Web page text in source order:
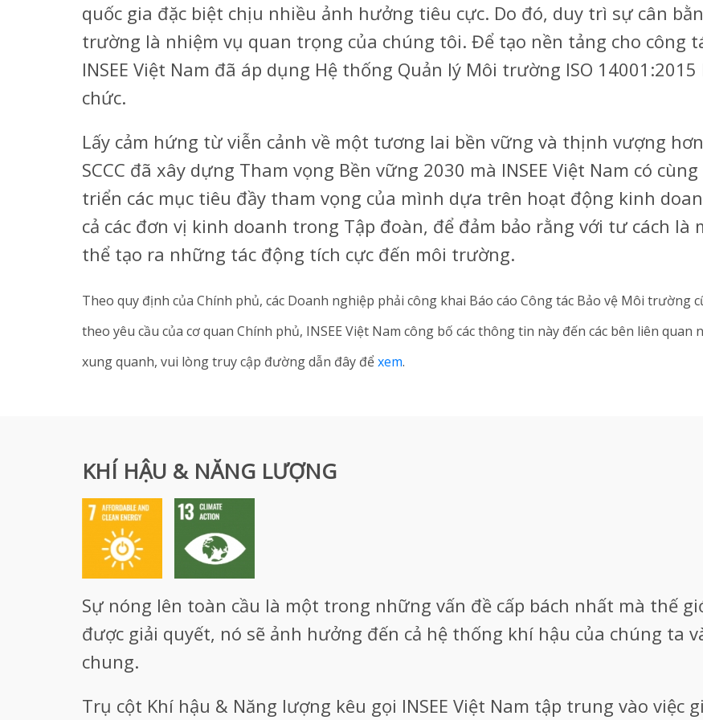
quốc gia đặc biệt chịu nhiều ảnh hưởng tiêu cực. Do đó, duy trì sự cân
trường là nhiệm vụ quan trọng của chúng tôi. Để tạo nền tảng cho công
INSEE Việt Nam đã áp dụng Hệ thống Quản lý Môi trường ISO
chức.
Lấy cảm hứng từ viễn cảnh về một tương lai bền vững và thịnh vượng
SCCC đã xây dựng Tham vọng Bền vững 2030 mà INSEE Việt Nam có
triển các mục tiêu đầy tham vọng của mình dựa trên hoạt động kinh
cả các đơn vị kinh doanh trong Tập đoàn, để đảm bảo rằng với tư cách
thể tạo ra những tác động tích cực đến môi trường.
Theo quy định của Chính phủ, các Doanh nghiệp phải công khai Báo cáo Công tác Bảo vệ Môi
theo yêu cầu của cơ quan Chính phủ, INSEE Việt Nam công bố các thông tin này đến các bên liên
xung quanh, vui lòng truy cập đường dẫn đây đểxem.
KHÍ HẬU & NĂNG LƯỢNG
Sự nóng lên toàn cầu là một trong những vấn đề cấp bách nhất mà thế
được giải quyết, nó sẽ ảnh hưởng đến cả hệ thống khí hậu của chúng ta
chung.
Trụ cột Khí hậu & Năng lượng kêu gọi INSEE Việt Nam tập trung vào việc